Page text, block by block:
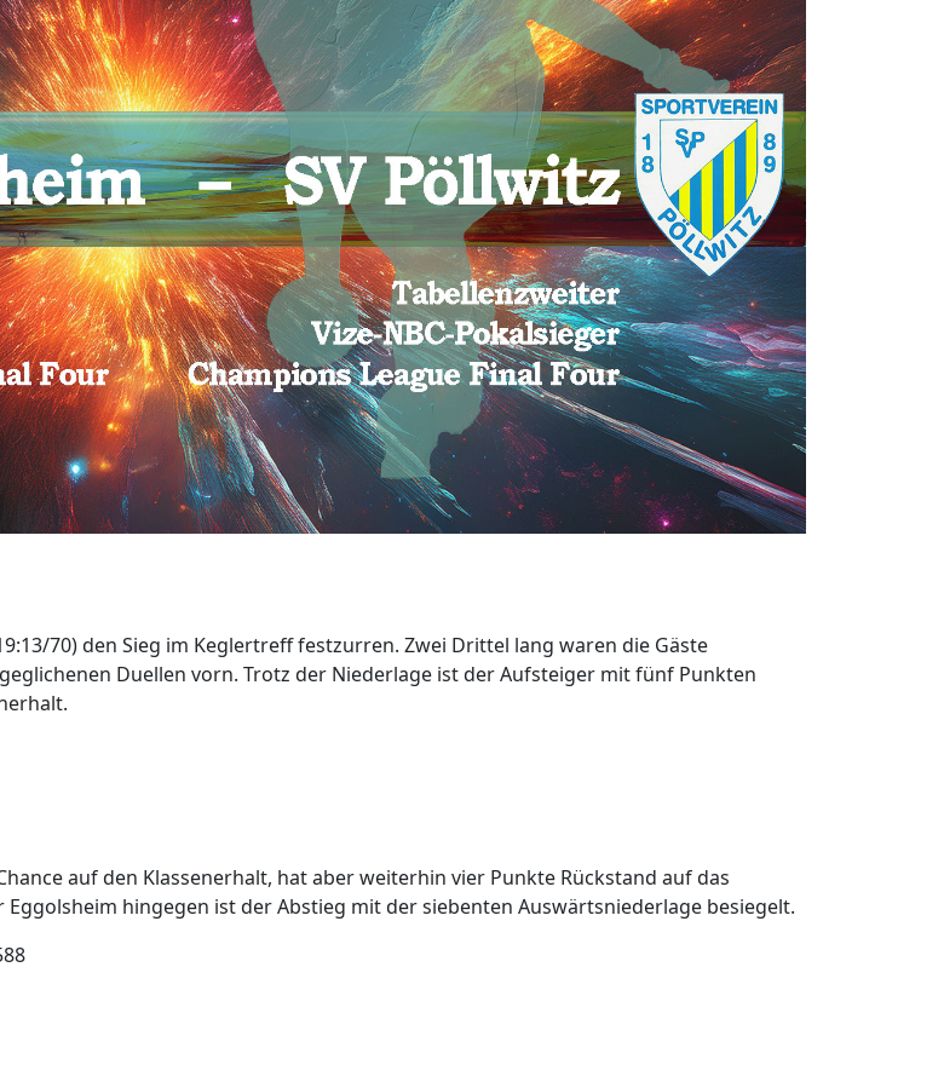
70) den Sieg im Keglertreff festzurren. Zwei Drittel lang waren die Gäste
Duellen vorn. Trotz der Niederlage ist der Aufsteiger mit fünf Punkten
auf den Klassenerhalt, hat aber weiterhin vier Punkte Rückstand auf das
hingegen ist der Abstieg mit der siebenten Auswärtsniederlage besiegelt.